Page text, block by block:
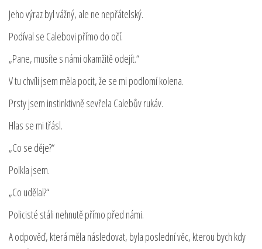
Jeho výraz byl vážný, ale ne nepřátelský.
Podíval se Calebovi přímo do očí.
„Pane, musíte s námi okamžitě odejít.“
V tu chvíli jsem měla pocit, že se mi podlomí kolena.
Prsty jsem instinktivně sevřela Calebův rukáv.
Hlas se mi třásl.
„Co se děje?“
Polkla jsem.
„Co udělal?“
Policisté stáli nehnutě přímo před námi.
A odpověď, která měla následovat, byla poslední věc, kterou bych kdy